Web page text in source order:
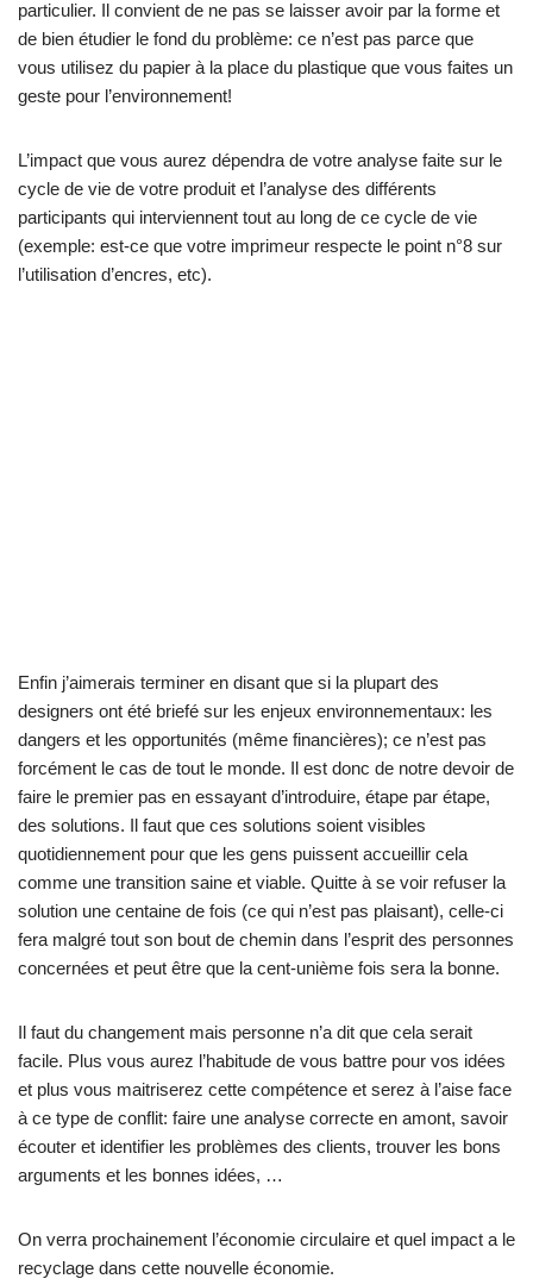
particulier. Il convient de ne pas se laisser avoir par la forme et
de bien étudier le fond du problème: ce n’est pas parce que
vous utilisez du papier à la place du plastique que vous faites un
geste pour l’environnement!
L’impact que vous aurez dépendra de votre analyse faite sur le
cycle de vie de votre produit et l’analyse des différents
participants qui interviennent tout au long de ce cycle de vie
(exemple: est-ce que votre imprimeur respecte le point n°8 sur
l’utilisation d’encres, etc).
Enfin j’aimerais terminer en disant que si la plupart des
designers ont été briefé sur les enjeux environnementaux: les
dangers et les opportunités (même financières); ce n’est pas
forcément le cas de tout le monde. Il est donc de notre devoir de
faire le premier pas en essayant d’introduire, étape par étape,
des solutions. Il faut que ces solutions soient visibles
quotidiennement pour que les gens puissent accueillir cela
comme une transition saine et viable. Quitte à se voir refuser la
solution une centaine de fois (ce qui n’est pas plaisant), celle-ci
fera malgré tout son bout de chemin dans l’esprit des personnes
concernées et peut être que la cent-unième fois sera la bonne.
Il faut du changement mais personne n’a dit que cela serait
facile. Plus vous aurez l’habitude de vous battre pour vos idées
et plus vous maitriserez cette compétence et serez à l’aise face
à ce type de conflit: faire une analyse correcte en amont, savoir
écouter et identifier les problèmes des clients, trouver les bons
arguments et les bonnes idées, …
On verra prochainement l’économie circulaire et quel impact a le
recyclage dans cette nouvelle économie.